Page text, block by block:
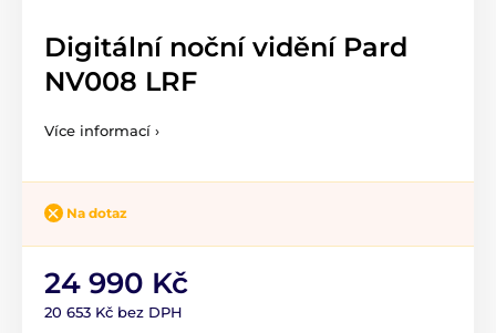
Digitální noční vidění Pard
NV008 LRF
Více informací ›
Na dotaz
24 990 Kč
20 653 Kč bez DPH